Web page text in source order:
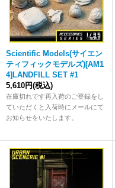
Scientific Models(サイエン
ティフィックモデルズ)[AM1
4]LANDFILL SET #1
5,610円(税込)
在庫切れです再入荷のご登録をし
ていただくと入荷時にメールにて
お知らせをいたします。